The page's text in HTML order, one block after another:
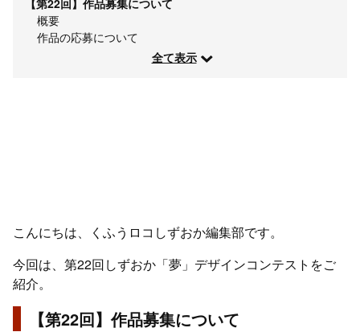
概要
作品の応募について
全て表示
こんにちは、くふうロコしずおか編集部です。
今回は、第22回しずおか「夢」デザインコンテストをご
紹介。
【第22回】作品募集について